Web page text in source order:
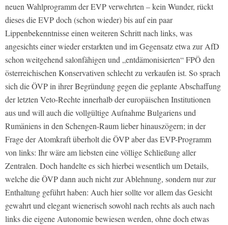
neuen Wahlprogramm der EVP verwehrten – kein Wunder, rückt
dieses die EVP doch (schon wieder) bis auf ein paar
Lippenbekenntnisse einen weiteren Schritt nach links, was
angesichts einer wieder erstarkten und im Gegensatz etwa zur AfD
schon weitgehend salonfähigen und „entdämonisierten“ FPÖ den
österreichischen Konservativen schlecht zu verkaufen ist. So sprach
sich die ÖVP in ihrer Begründung gegen die geplante Abschaffung
der letzten Veto-Rechte innerhalb der europäischen Institutionen
aus und will auch die vollgültige Aufnahme Bulgariens und
Rumäniens in den Schengen-Raum lieber hinauszögern; in der
Frage der Atomkraft überholt die ÖVP aber das EVP-Programm
von links: Ihr wäre am liebsten eine völlige Schließung aller
Zentralen. Doch handelte es sich hierbei wesentlich um Details,
welche die ÖVP dann auch nicht zur Ablehnung, sondern nur zur
Enthaltung geführt haben: Auch hier sollte vor allem das Gesicht
gewahrt und elegant wienerisch sowohl nach rechts als auch nach
links die eigene Autonomie bewiesen werden, ohne doch etwas